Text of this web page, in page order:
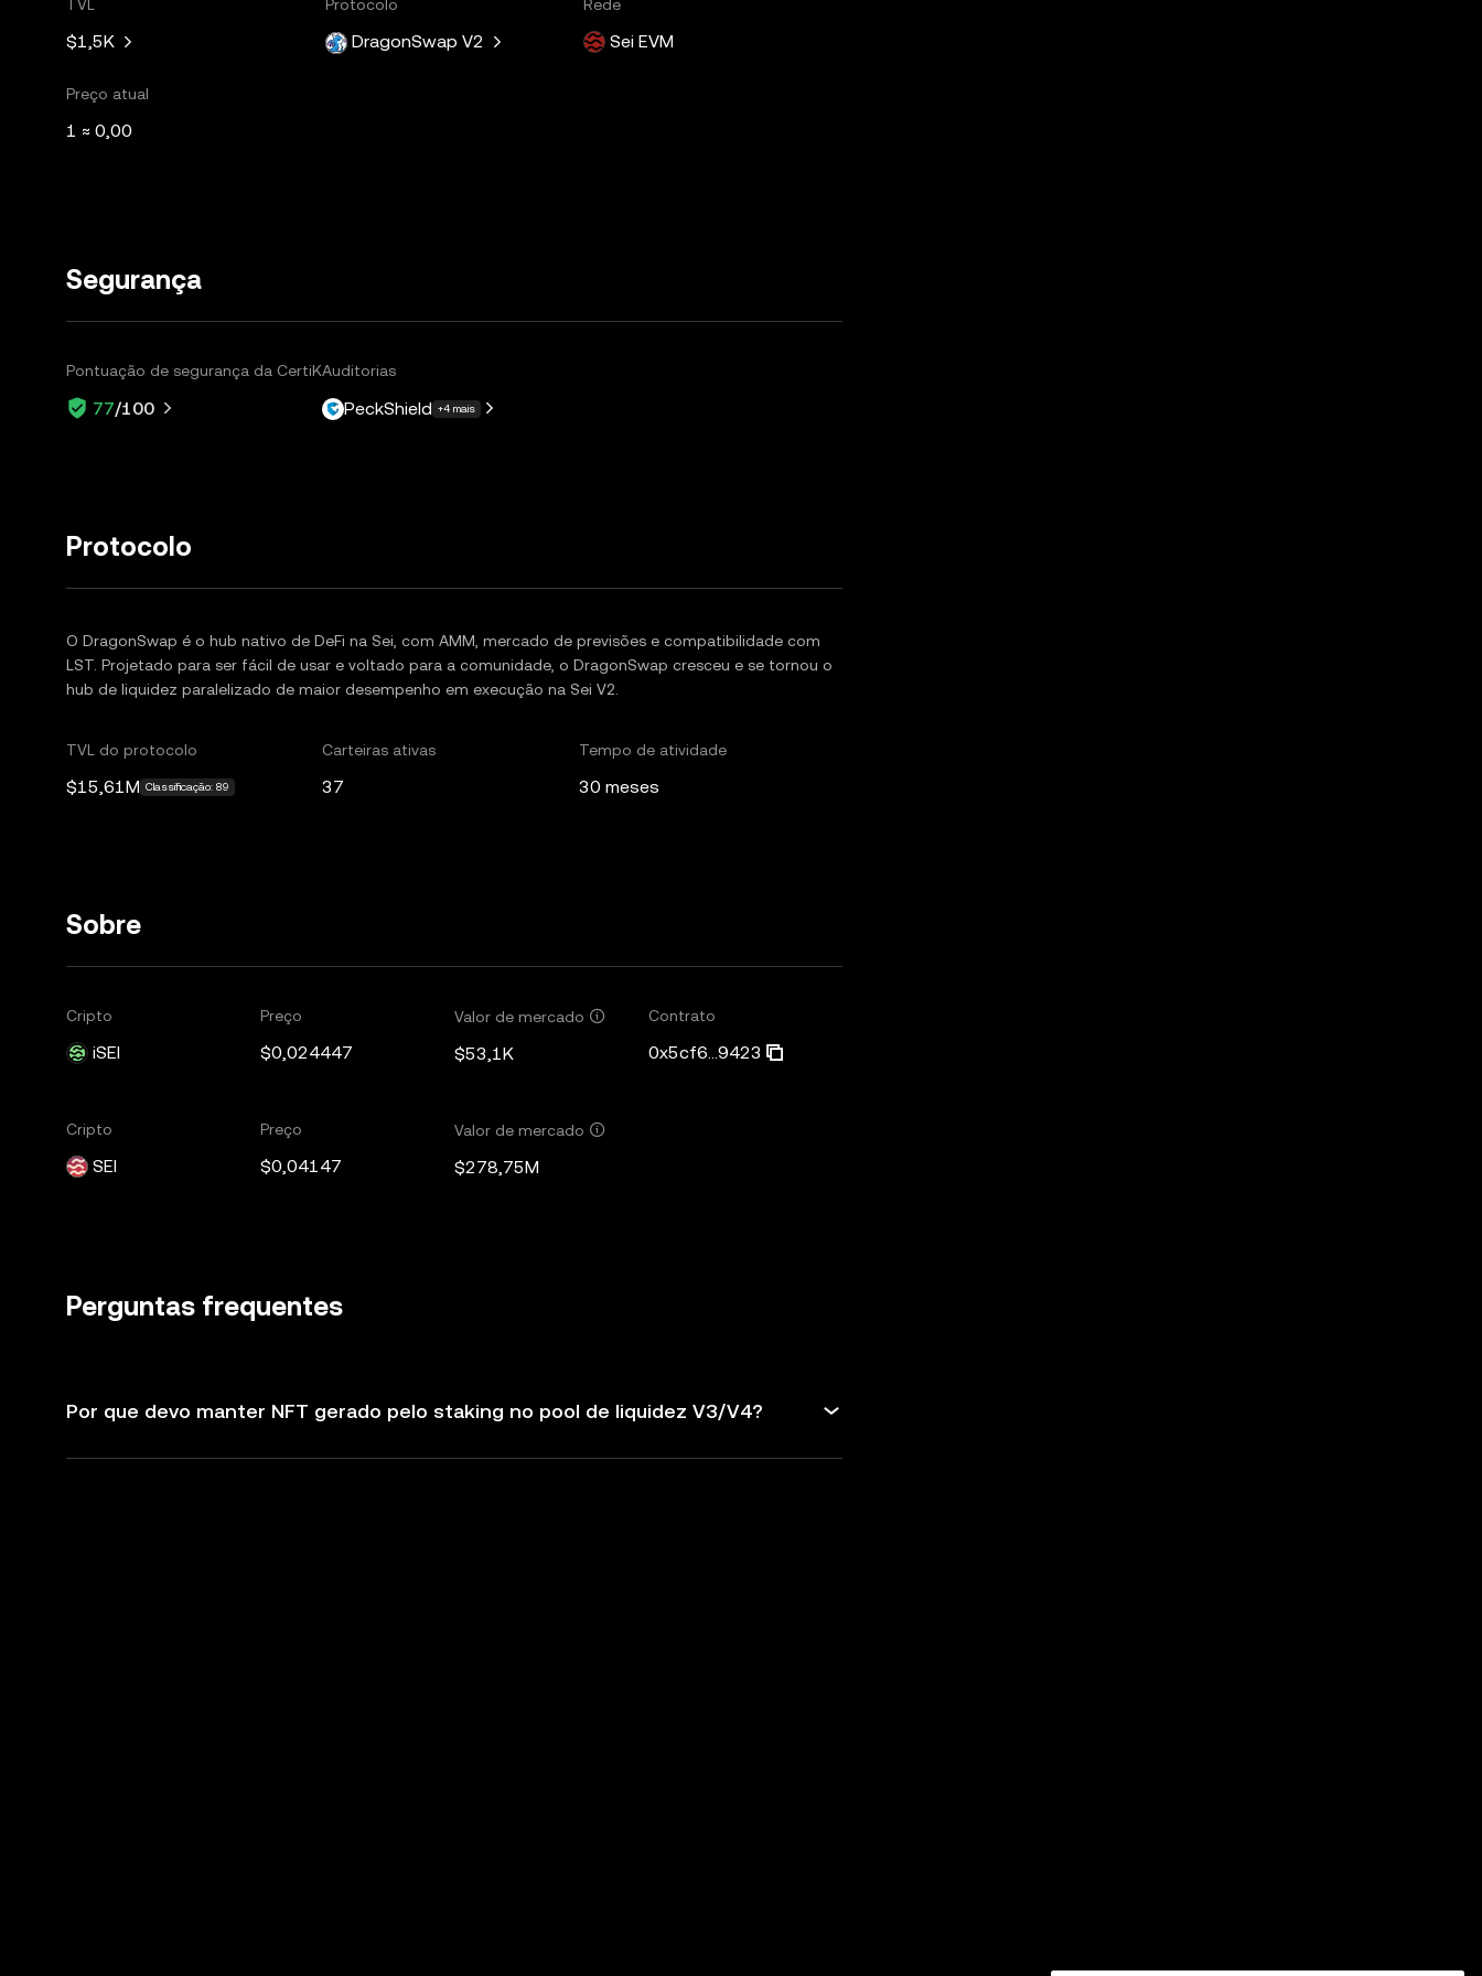
TVL
$1,5K
Protocolo
DragonSwap V2
Rede
Sei EVM
Preço atual
1 ≈ 0,00
Segurança
Pontuação de segurança da CertiK
77/100
Auditorias
PeckShield +4 mais
Protocolo
O DragonSwap é o hub nativo de DeFi na Sei, com AMM, mercado de previsões e compatibilidade com
LST. Projetado para ser fácil de usar e voltado para a comunidade, o DragonSwap cresceu e se tornou o
hub de liquidez paralelizado de maior desempenho em execução na Sei V2.
TVL do protocolo
$15,61M Classificação: 89
Carteiras ativas
37
Tempo de atividade
30 meses
Sobre
Cripto
iSEI
Preço
$0,024447
Valor de mercado
$53,1K
Contrato
0x5cf6...9423
Cripto
SEI
Preço
$0,04147
Valor de mercado
$278,75M
Perguntas frequentes
Por que devo manter NFT gerado pelo staking no pool de liquidez V3/V4?